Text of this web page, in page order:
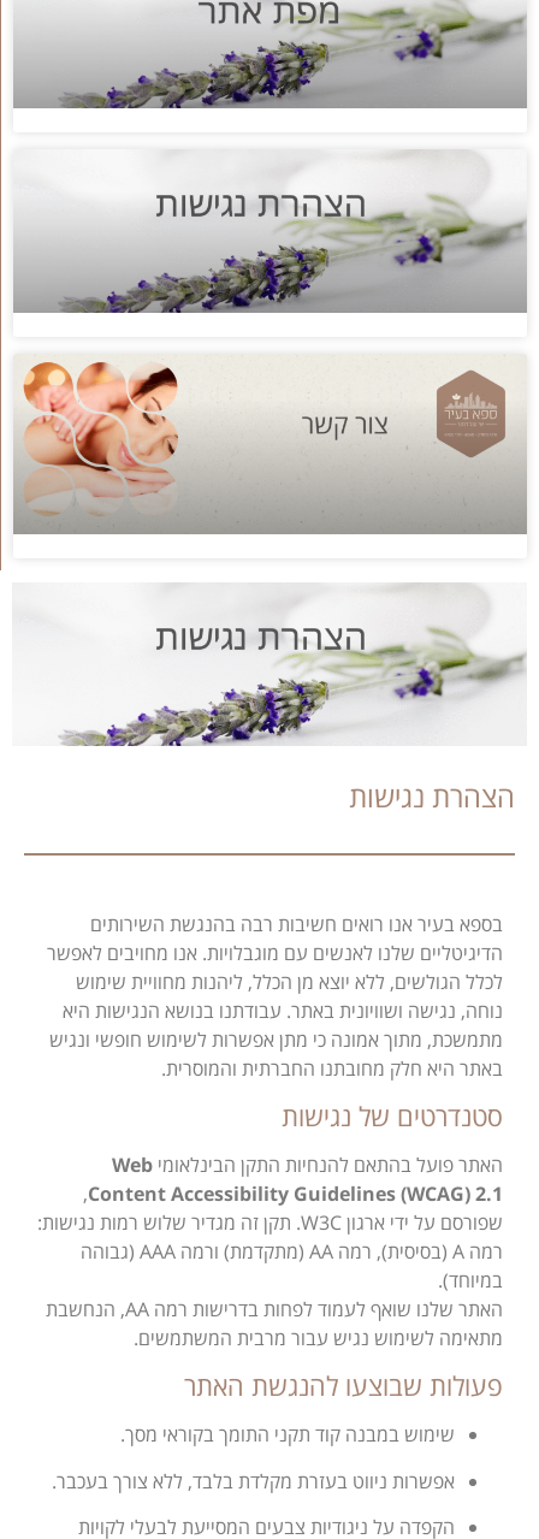
הצהרת נגישות
בספא בעיר אנו רואים חשיבות רבה בהנגשת השירותים
הדיגיטליים שלנו לאנשים עם מוגבלויות. אנו מחויבים לאפשר
לכלל הגולשים, ללא יוצא מן הכלל, ליהנות מחוויית שימוש
נוחה, נגישה ושוויונית באתר. עבודתנו בנושא הנגישות היא
מתמשכת, מתוך אמונה כי מתן אפשרות לשימוש חופשי ונגיש
באתר היא חלק מחובתנו החברתית והמוסרית.
סטנדרטים של נגישות
האתר פועל בהתאם להנחיות התקן הבינלאומי Web
Content Accessibility Guidelines (WCAG) 2.1
,
שפורסם על ידי ארגון W3C. תקן זה מגדיר שלוש רמות נגישות:
רמה A (בסיסית), רמה AA (מתקדמת) ורמה AAA (גבוהה
במיוחד).
האתר שלנו שואף לעמוד לפחות בדרישות רמה AA, הנחשבת
מתאימה לשימוש נגיש עבור מרבית המשתמשים.
פעולות שבוצעו להנגשת האתר
שימוש במבנה קוד תקני התומך בקוראי מסך.
אפשרות ניווט בעזרת מקלדת בלבד, ללא צורך בעכבר.
הקפדה על ניגודיות צבעים המסייעת לבעלי לקויות